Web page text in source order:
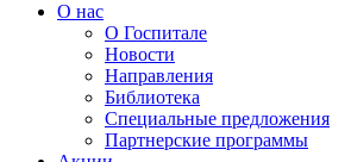
О нас
О Госпитале
Новости
Направления
Библиотека
Специальные предложения
Партнерские программы